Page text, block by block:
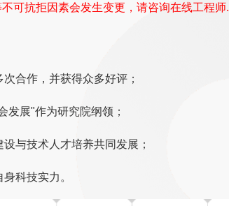
可抗拒因素会发生变更，请咨询在线工程师.
合作，并获得众多好评；
发展"作为研究院纲领；
与技术人才培养共同发展；
科技实力。